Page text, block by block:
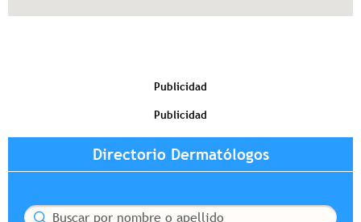
Publicidad
Publicidad
Directorio Dermatólogos
Buscar